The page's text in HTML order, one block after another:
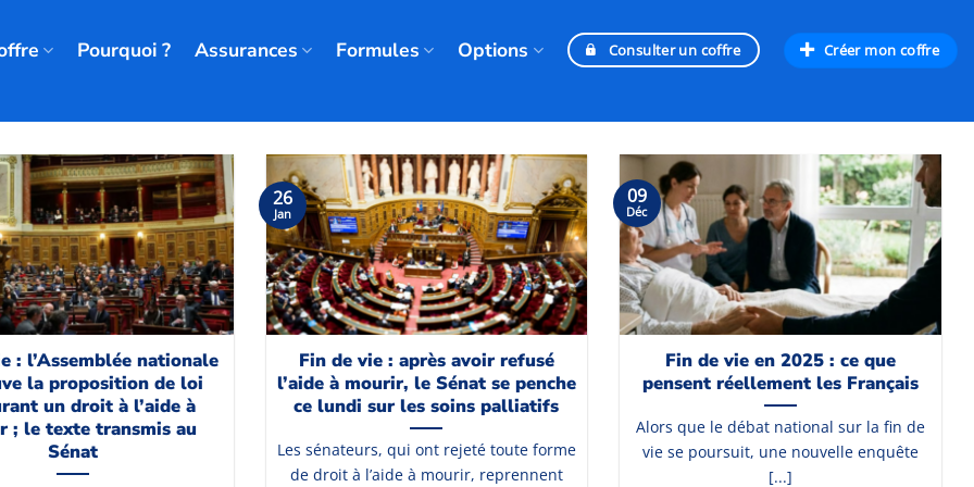
Pourquoi ? Assurances Formules Options Consulter un coffre Créer mon coffre
: l’Assemblée nationale
la proposition de loi
un droit à l’aide à
; le texte transmis au
Sénat
Fin de vie : après avoir refusé
l’aide à mourir, le Sénat se penche
ce lundi sur les soins palliatifs
Les sénateurs, qui ont rejeté toute forme
de droit à l’aide à mourir, reprennent
26
Jan
Fin de vie en 2025 : ce que
pensent réellement les Français
Alors que le débat national sur la fin de
vie se poursuit, une nouvelle enquête
[...]
09
Déc